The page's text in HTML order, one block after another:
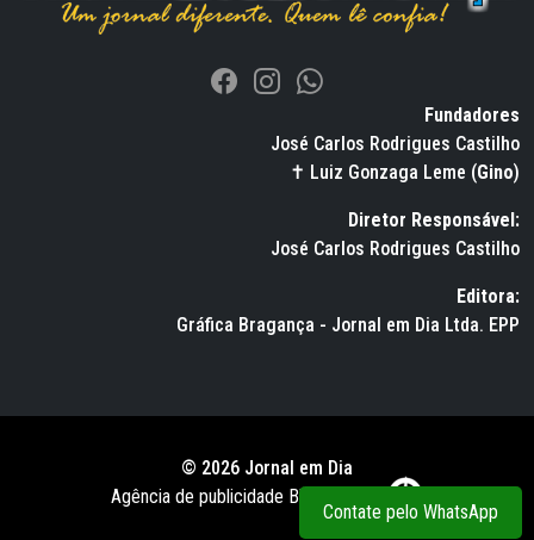
Fundadores
José Carlos Rodrigues Castilho
✝ Luiz Gonzaga Leme (Gino)
Diretor Responsável:
José Carlos Rodrigues Castilho
Editora:
Gráfica Bragança - Jornal em Dia Ltda. EPP
© 2026 Jornal em Dia
Agência de publicidade BWS RUSSO
Contate pelo WhatsApp